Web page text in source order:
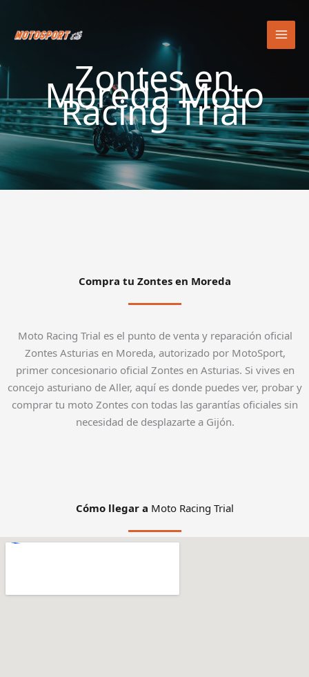
contenido
Zontes en
Moreda Moto
Racing Trial
Compra tu Zontes en Moreda
Moto Racing Trial es el punto de venta y reparación oficial
Zontes Asturias en Moreda, autorizado por MotoSport,
primer concesionario oficial Zontes en Asturias. Si vives en
concejo asturiano de Aller, aquí es donde puedes ver, probar y
comprar tu moto Zontes con todas las garantías oficiales sin
necesidad de desplazarte a Gijón.
Cómo llegar a Moto Racing Trial